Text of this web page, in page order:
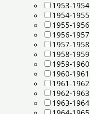
1953-1954
1954-1955
1955-1956
1956-1957
1957-1958
1958-1959
1959-1960
1960-1961
1961-1962
1962-1963
1963-1964